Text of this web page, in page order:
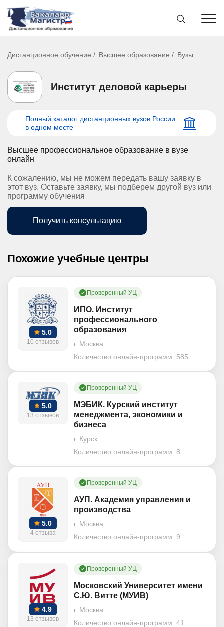
Дистанционное обучение Высшее образование Вузы
Институт деловой карьеры
Полный каталог дистанционных вузов России
в одном месте
Высшее профессиональное образование в вузе
онлайн
К сожалению, мы не можем передать вашу заявку в
этот вуз. Оставьте заявку, мы подберем другой вуз или
программу обучения
Получить консультацию
Похожие учебные центры
5.0
10 отзывов
Проверенный УЦ
ИПО. Институт
профессионального
образования
г. Москва
Количество онлайн-программ: 585
5.0
13 отзывов
Проверенный УЦ
МЭБИК. Курский институт
менеджмента, экономики и
бизнеса
г. Курск
Количество онлайн-программ: 8
5.0
4 отзыва
Проверенный УЦ
АУП. Академия управления и
производства
г. Москва
Количество онлайн-программ: 9
4.9
13 отзывов
Проверенный УЦ
Московский Университет имени
С.Ю. Витте (МУИВ)
г. Москва
Количество онлайн-программ: 41